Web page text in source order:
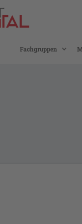
Fachgruppen